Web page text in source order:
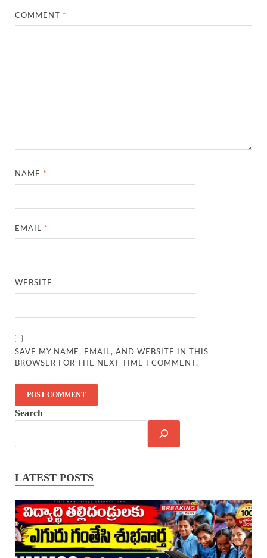
COMMENT *
NAME *
EMAIL *
WEBSITE
SAVE MY NAME, EMAIL, AND WEBSITE IN THIS
BROWSER FOR THE NEXT TIME I COMMENT.
Search
LATEST POSTS